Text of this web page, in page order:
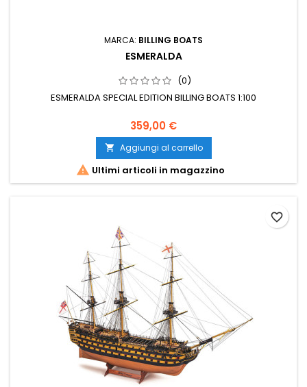
MARCA: BILLING BOATS
ESMERALDA
(0)
ESMERALDA SPECIAL EDITION BILLING BOATS 1:100
359,00 €
 Aggiungi al carrello
 Ultimi articoli in magazzino
favorite_border